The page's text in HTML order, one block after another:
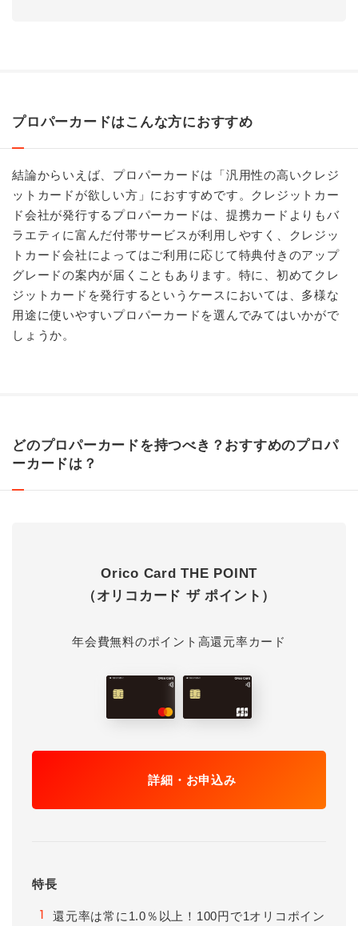
プロパーカードはこんな方におすすめ
結論からいえば、プロパーカードは「汎用性の高いクレジ
ットカードが欲しい方」におすすめです。クレジットカー
ド会社が発行するプロパーカードは、提携カードよりもバ
ラエティに富んだ付帯サービスが利用しやすく、クレジッ
トカード会社によってはご利用に応じて特典付きのアップ
グレードの案内が届くこともあります。特に、初めてクレ
ジットカードを発行するというケースにおいては、多様な
用途に使いやすいプロパーカードを選んでみてはいかがで
しょうか。
どのプロパーカードを持つべき？おすすめのプロパ
ーカードは？
Orico Card THE POINT
（オリコカード ザ ポイント）
年会費無料のポイント高還元率カード
詳細・お申込み
特長
1
還元率は常に1.0％以上！100円で1オリコポイン